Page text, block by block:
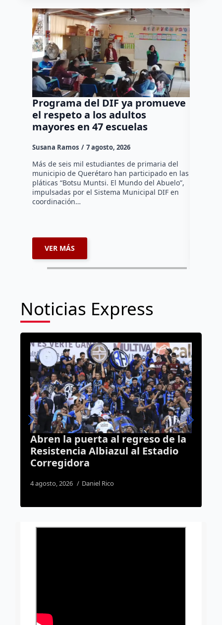
Programa del DIF ya promueve
el respeto a los adultos
mayores en 47 escuelas
Susana Ramos 7 agosto, 2026
Más de seis mil estudiantes de primaria del
municipio de Querétaro han participado en las
pláticas “Botsu Muntsi. El Mundo del Abuelo”,
impulsadas por el Sistema Municipal DIF en
coordinación…
VER MÁS
Noticias Express
de la
Patrulla choca contra
de apoyo a peregrinos y
México-Querétaro
4 agosto, 2026